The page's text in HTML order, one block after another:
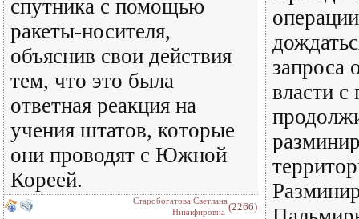
спутника с помощью
ракеты-носителя,
объяснив свои действия
тем, что это была
ответная реакция на
учения штатов, которые
они проводят с Южной
Кореей.
Старобогатова Светлана
Никифировна (2266)
запроса
власти с